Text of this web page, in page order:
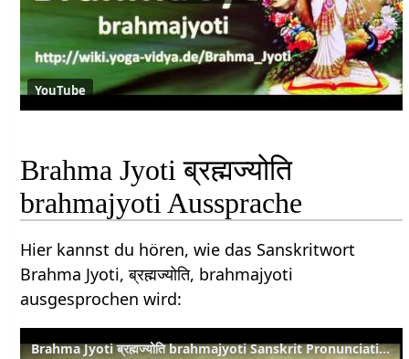
YouTube
Brahma Jyoti ब्रह्मज्योति
brahmajyoti Aussprache
Hier kannst du hören, wie das Sanskritwort
Brahma Jyoti, ब्रह्मज्योति, brahmajyoti
ausgesprochen wird:
Brahma Jyoti ब्रह्मज्योति brahmajyoti Sanskrit Pronunciation